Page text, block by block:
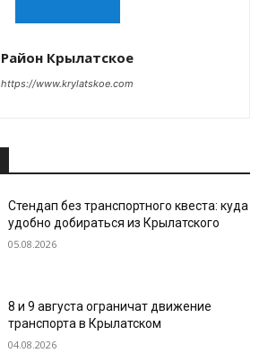
Район Крылатское
https://www.krylatskoe.com
Стендап без транспортного квеста: куда
удобно добираться из Крылатского
05.08.2026
8 и 9 августа ограничат движение
транспорта в Крылатском
04.08.2026